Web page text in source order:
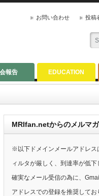
お問い合わせ 投稿
報告 EDUCATION
MRIfan.netからのメルマガ
※以下ドメインメールアドレス
ィルタが厳しく、到達率が低下
確実なメール受信の為に、
アドレスでの登録を推奨してお